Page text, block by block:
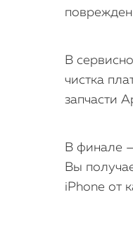
В
чистка
запчасти
В финале
Вы
iPhone от